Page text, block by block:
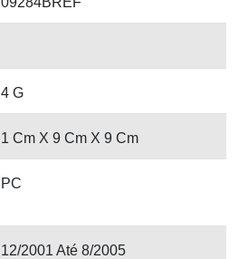
4 G
1 Cm X 9 Cm X 9 Cm
PC
12/2001 Até 8/2005